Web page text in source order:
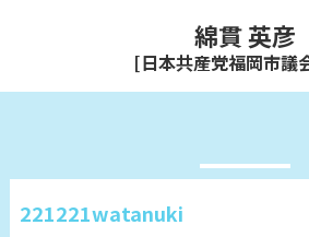
綿貫 英彦
[日本共産党福岡市議
221221watanuki